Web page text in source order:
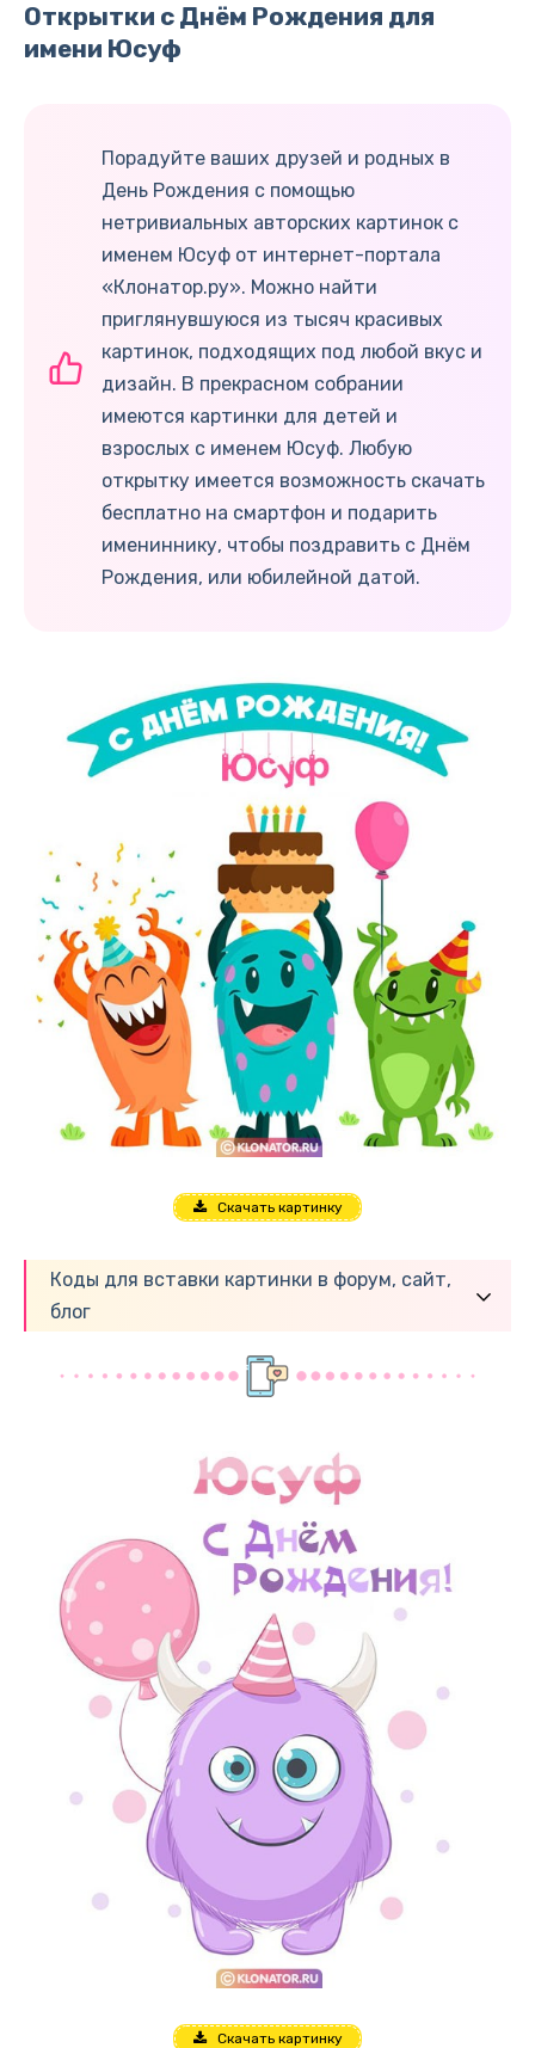
Открытки с Днём Рождения для
имени Юсуф
Порадуйте ваших друзей и родных в
День Рождения с помощью
нетривиальных авторских картинок с
именем Юсуф от интернет-портала
«Клонатор.ру». Можно найти
приглянувшуюся из тысяч красивых
картинок, подходящих под любой вкус и
дизайн. В прекрасном собрании
имеются картинки для детей и
взрослых с именем Юсуф. Любую
открытку имеется возможность скачать
бесплатно на смартфон и подарить
имениннику, чтобы поздравить с Днём
Рождения, или юбилейной датой.
Скачать картинку
Коды для вставки картинки в форум, сайт,
блог
Скачать картинку